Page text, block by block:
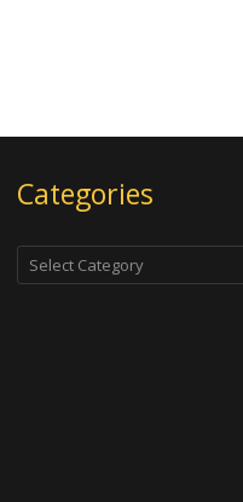
Categories
Categories